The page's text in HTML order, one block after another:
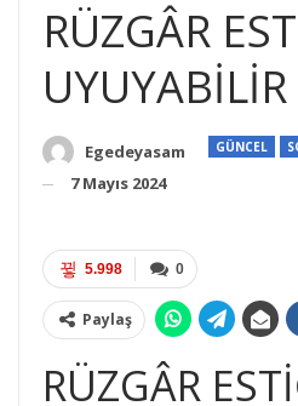
RÜZGÂR
GÜNCEL
Egedeyasam
7 Mayıs 2024
0
5.998
Paylaş
RÜZGÂR